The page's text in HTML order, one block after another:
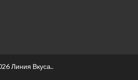
Линия Вкуса..